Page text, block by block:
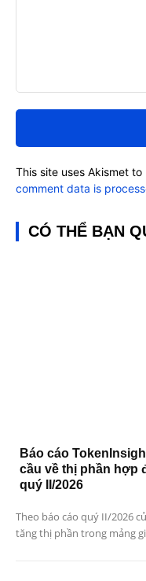
luận:
This site uses Akismet
comment data is
CÓ THỂ BẠN
Báo cáo
cầu về thị phần hợp
quý II/2026
Theo báo cáo quý II/2026
tăng thị phần trong mảng